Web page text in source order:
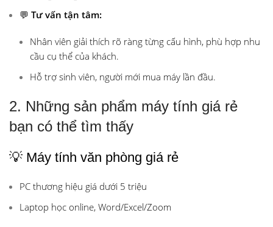
💬 Tư vấn tận tâm:
Nhân viên giải thích rõ ràng từng cấu hình, phù hợp nhu
cầu cụ thể của khách.
Hỗ trợ sinh viên, người mới mua máy lần đầu.
2. Những sản phẩm máy tính giá rẻ
bạn có thể tìm thấy
💡 Máy tính văn phòng giá rẻ
PC thương hiệu giá dưới 5 triệu
Laptop học online, Word/Excel/Zoom